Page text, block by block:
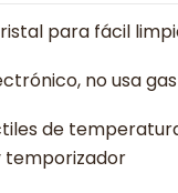
para fácil
no usa gas
de
temporizador